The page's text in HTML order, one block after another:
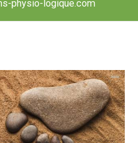
physio-logique.com